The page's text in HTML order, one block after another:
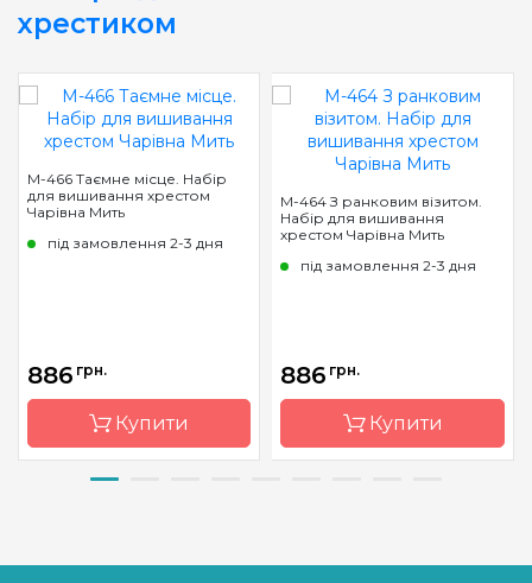
хрестиком
М-466 Таємне місце. Набір
для вишивання хрестом
Чарівна Мить
під замовлення 2-3 дня
886 грн.
Купити
М-464 З ранковим візитом.
Набір для вишивання
хрестом Чарівна Мить
під замовлення 2-3 дня
886 грн.
Купити